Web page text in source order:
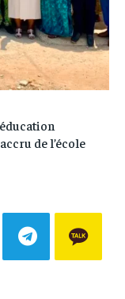
de l’école